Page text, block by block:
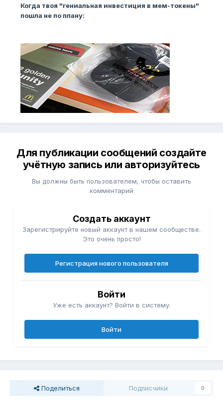
Когда твоя "гениальная инвестиция в мем-токены"
пошла не по плану:
Для публикации сообщений создайте
учётную запись или авторизуйтесь
Вы должны быть пользователем, чтобы оставить
комментарий
Создать аккаунт
Зарегистрируйте новый аккаунт в нашем сообществе.
Это очень просто!
Регистрация нового пользователя
Войти
Уже есть аккаунт? Войти в систему.
Войти
Поделиться Подписчики 0